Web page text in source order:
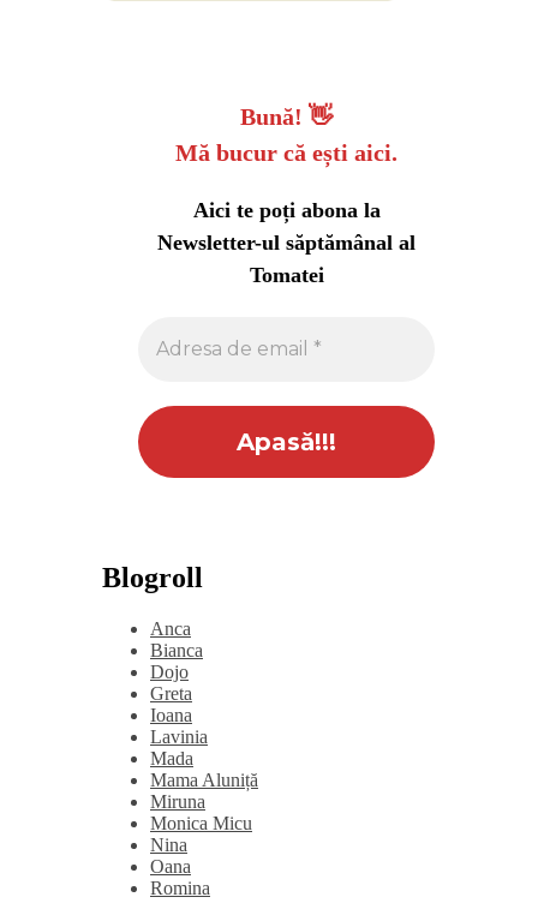
Bună! 👋
Mă bucur că ești aici.
Aici te poți abona la
Newsletter-ul săptămânal al
Tomatei
Blogroll
Anca
Bianca
Dojo
Greta
Ioana
Lavinia
Mada
Mama Aluniță
Miruna
Monica Micu
Nina
Oana
Romina